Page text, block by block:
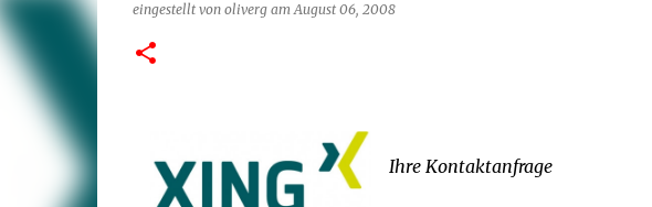
eingestellt von oliverg amAugust 06, 2008
Ihre Kontaktanfrage